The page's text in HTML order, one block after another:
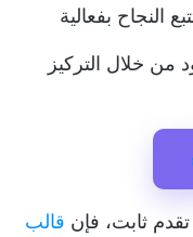
النجاح بفعالية
من خلال التركيز
تقدم ثابت، فإن قالب